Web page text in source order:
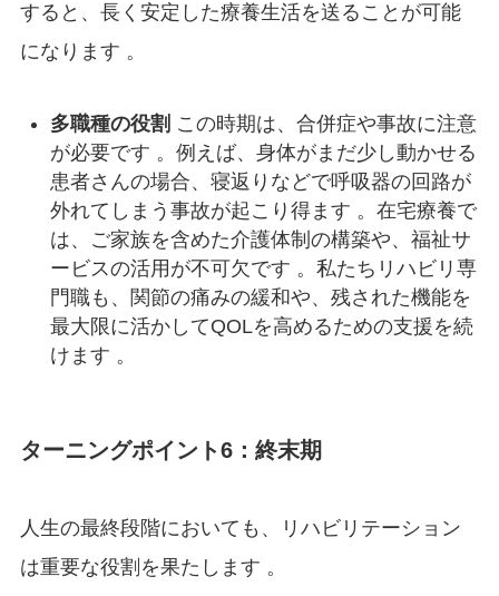
すると、長く安定した療養生活を送ることが可能
になります 。
多職種の役割 この時期は、合併症や事故に注意
が必要です 。例えば、身体がまだ少し動かせる
患者さんの場合、寝返りなどで呼吸器の回路が
外れてしまう事故が起こり得ます 。在宅療養で
は、ご家族を含めた介護体制の構築や、福祉サ
ービスの活用が不可欠です 。私たちリハビリ専
門職も、関節の痛みの緩和や、残された機能を
最大限に活かしてQOLを高めるための支援を続
けます 。
ターニングポイント6：終末期
人生の最終段階においても、リハビリテーション
は重要な役割を果たします 。